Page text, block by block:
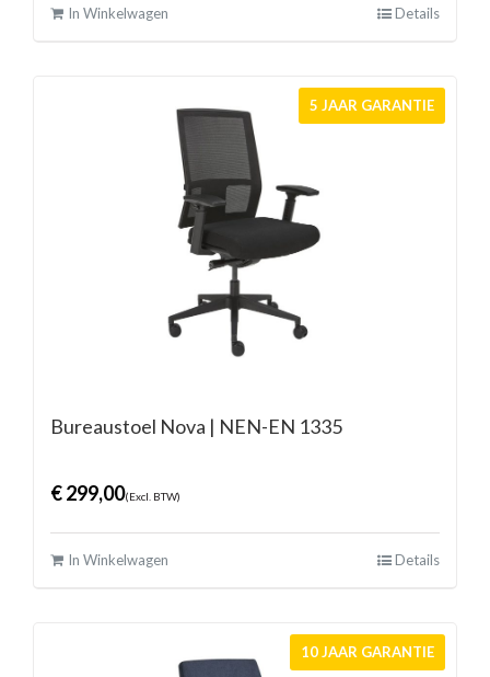
In Winkelwagen Details
Bureaustoel Nova | NEN-EN 1335
5 JAAR GARANTIE
€299,00(Excl. BTW)
In Winkelwagen Details
10 JAAR GARANTIE